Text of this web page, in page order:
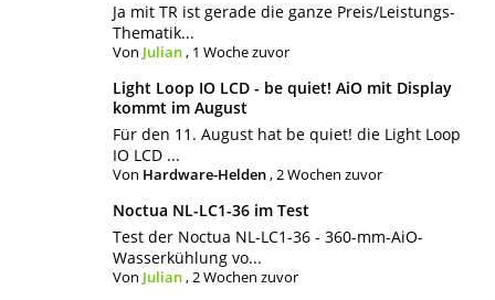
Ja mit TR ist gerade die ganze Preis/Leistungs-
Thematik...
Von Julian, 1 Woche zuvor
Light Loop IO LCD - be quiet! AiO mit Display
kommt im August
Für den 11. August hat be quiet! die Light Loop
IO LCD ...
Von Hardware-Helden,2 Wochen zuvor
Noctua NL-LC1-36 im Test
Test der Noctua NL-LC1-36 - 360-mm-AiO-
Wasserkühlung vo...
Von Julian,2 Wochen zuvor